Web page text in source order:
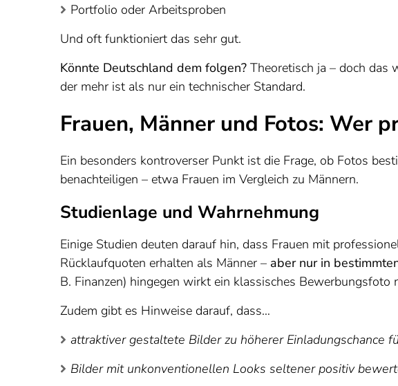
Portfolio oder Arbeitsproben
Und oft funktioniert das sehr gut.
Könnte Deutschland dem folgen? Theoretisch ja – doch das
der mehr ist als nur ein technischer Standard.
Frauen, Männer und Fotos: Wer
Ein besonders kontroverser Punkt ist die Frage, ob Fotos
benachteiligen – etwa Frauen im Vergleich zu Männern.
Studienlage und Wahrnehmung
Einige Studien deuten darauf hin, dass Frauen mit
Rücklaufquoten erhalten als Männer – aber nur in
B. Finanzen) hingegen wirkt ein klassisches Bewerbungsfoto
Zudem gibt es Hinweise darauf, dass…
attraktiver gestaltete Bilder zu höherer Einladungschance
Bilder mit unkonventionellen Looks seltener positiv